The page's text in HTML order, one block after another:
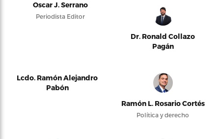
Oscar J. Serrano
Periodista Editor
Dr. Ronald Collazo
Pagán
Lcdo. Ramón Alejandro
Pabón
Ramón L. Rosario Cortés
Política y derecho